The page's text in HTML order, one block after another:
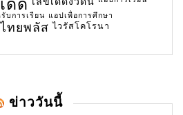
ด็ด
บการเรียน แอปเพื่อการศึกษา
ทยพลัส ไวรัสโคโรนา
ข่าววันนี้